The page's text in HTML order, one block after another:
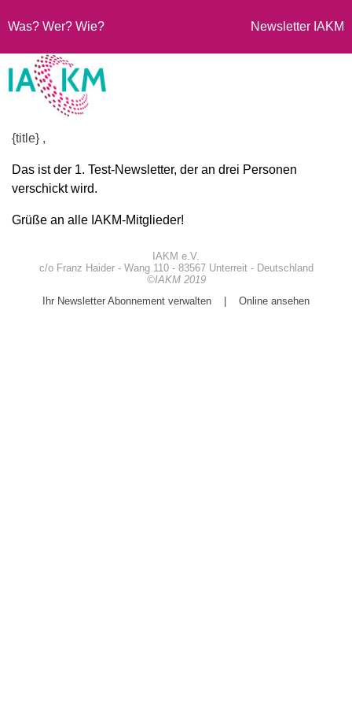
Was? Wer? Wie? Newsletter IAKM
{title} ,
Das ist der 1. Test-Newsletter, der an drei Personen
verschickt wird.
Grüße an alle IAKM-Mitglieder!
IAKM e.V.
c/o Franz Haider - Wang 110 - 83567 Unterreit - Deutschland
©IAKM 2019
Ihr Newsletter Abonnement verwalten
Online ansehen